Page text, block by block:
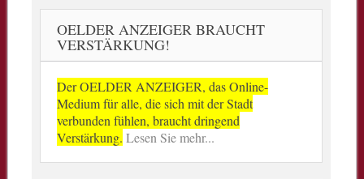
OELDER ANZEIGER BRAUCHT
VERSTÄRKUNG!
Der OELDER ANZEIGER, das Online-
Medium für alle, die sich mit der Stadt
verbunden fühlen, braucht dringend
Verstärkung. Lesen Sie mehr...